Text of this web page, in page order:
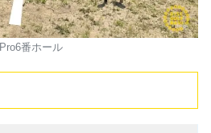
Pro6番ホール